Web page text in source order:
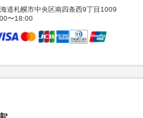
道札幌市中央区南四条西9丁目1009
〜18:00